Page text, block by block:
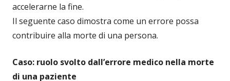
accelerarne la fine.
Il seguente caso dimostra come un errore possa
contribuire alla morte di una persona.
Caso: ruolo svolto dall’errore medico nella morte
di una paziente